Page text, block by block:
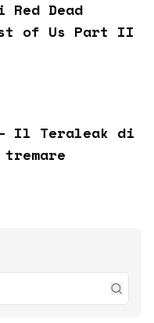
Dead
of Us Part II
– Il Teraleak di